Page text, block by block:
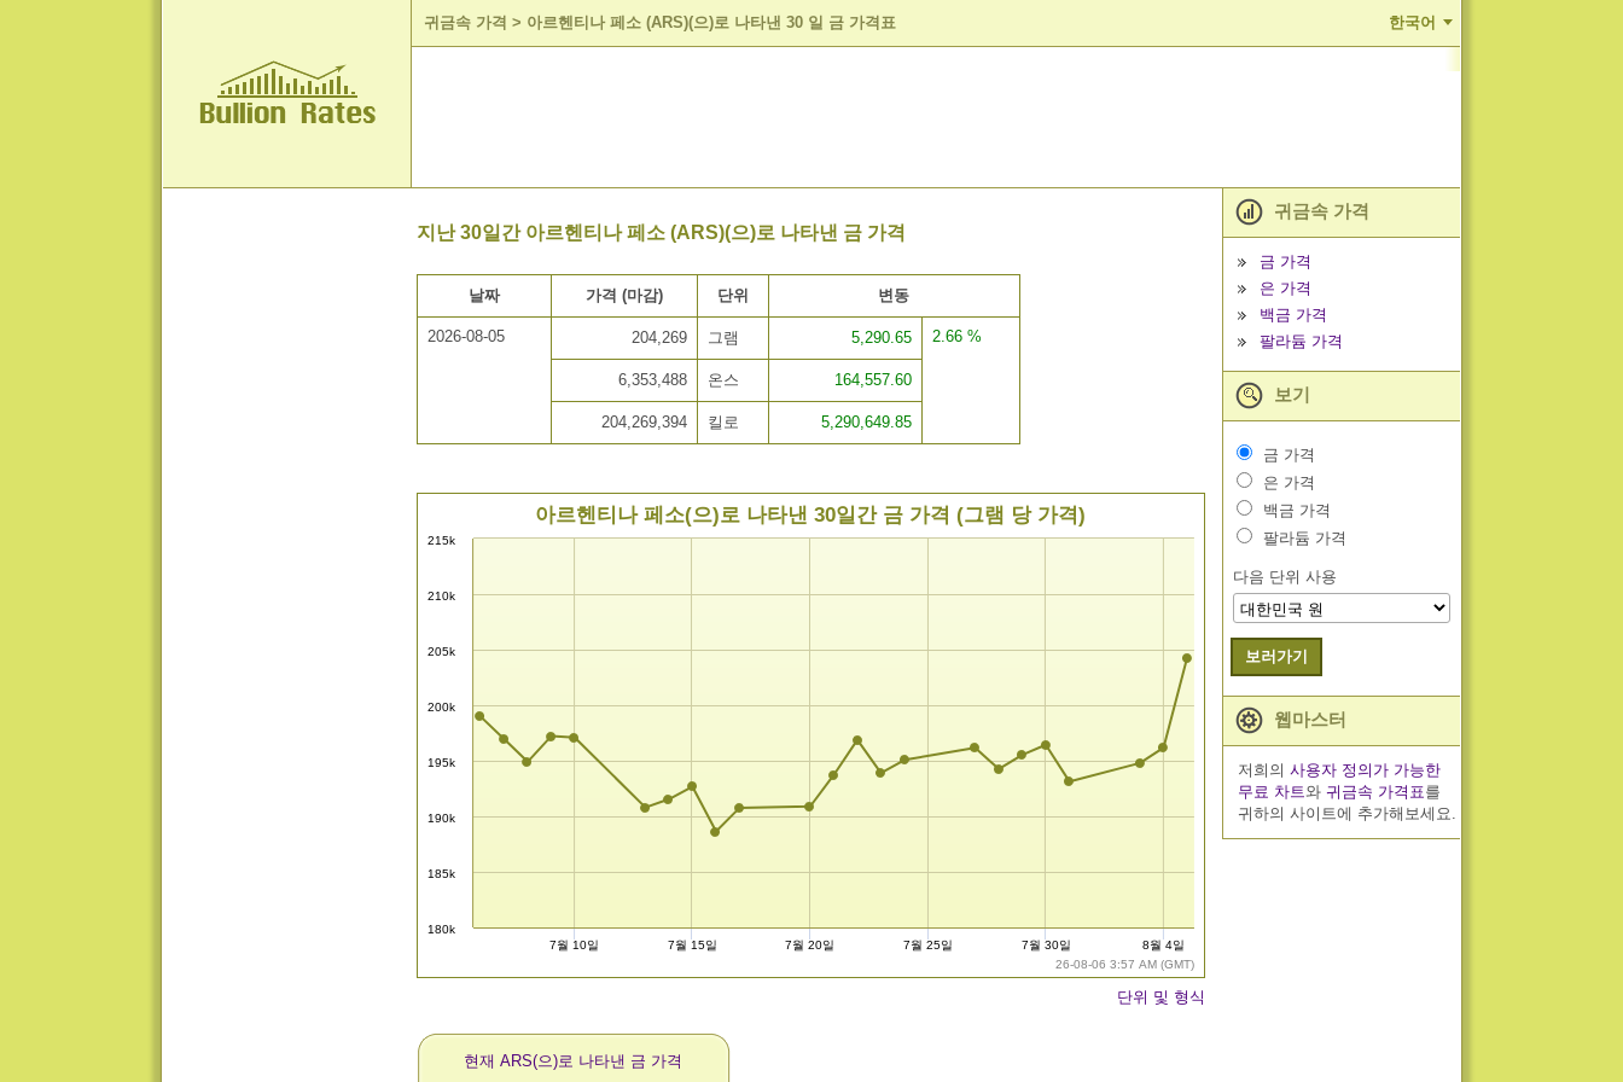
귀금속 가격 > 아르헨티나 페소 (ARS)(으)로 나타낸 30 일 금 가격표 한국어
지난 30일간 아르헨티나 페소 (ARS)(으)로 나타낸 금 가격
날짜 가격 (마감) 단위 변동
2026-08-05 204,269 그램 5,290.65 2.66 %
6,353,488 온스 164,557.60
204,269,394 킬로 5,290,649.85
26-08-06 3:57 AM (GMT)
아르헨티나 페소(으)로 나타낸 30일간 금 가격 (그램 당 가격)
180k
185k
190k
195k
200k
205k
210k
215k
7월 10일 7월 15일 7월 20일 7월 25일 7월 30일 8월 4일
단위 및 형식
현재 ARS(으)로 나타낸 금 가격
귀금속 가격
금 가격
은 가격
백금 가격
팔라듐 가격
보기
금 가격
은 가격
백금 가격
팔라듐 가격
다음 단위 사용
보러가기
웹마스터
저희의 사용자 정의가 가능한
무료 차트와 귀금속 가격표를
귀하의 사이트에 추가해보세요.